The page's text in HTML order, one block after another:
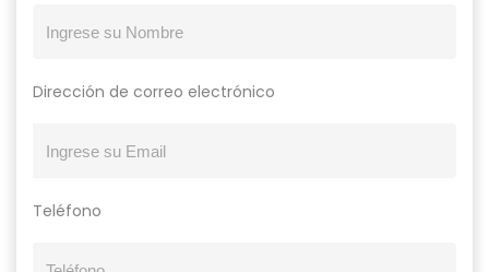
Dirección de correo electrónico
Teléfono